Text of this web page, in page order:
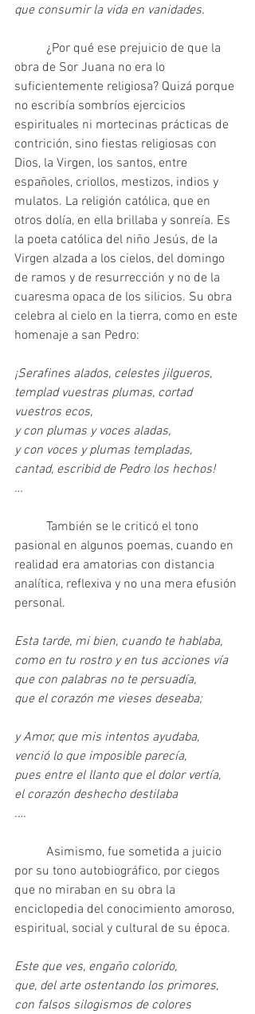
que consumir la vida en vanidades.
obra de Sor Juana no era lo
suficientemente religiosa? Quizá porque
no escribía sombríos ejercicios
espirituales ni mortecinas prácticas de
contrición, sino fiestas religiosas con
Dios, la Virgen, los santos, entre
españoles, criollos, mestizos, indios y
mulatos. La religión católica, que en
otros dolía, en ella brillaba y sonreía. Es
la poeta católica del niño Jesús, de la
Virgen alzada a los cielos, del domingo
de ramos y de resurrección y no de la
cuaresma opaca de los silicios. Su obra
celebra al cielo en la tierra, como en este
homenaje a san Pedro:
¡Serafines alados, celestes jilgueros,
templad vuestras plumas, cortad
vuestros ecos,
y con plumas y voces aladas,
y con voces y plumas templadas,
cantad, escribid de Pedro los hechos!
…
pasional en algunos poemas, cuando en
realidad era amatorias con distancia
analítica, reflexiva y no una mera efusión
personal.
Esta tarde, mi bien, cuando te hablaba,
como en tu rostro y en tus acciones vía
que con palabras no te persuadía,
que el corazón me vieses deseaba;
y Amor, que mis intentos ayudaba,
venció lo que imposible parecía,
pues entre el llanto que el dolor vertía,
el corazón deshecho destilaba
.…
por su tono autobiográfico, por ciegos
que no miraban en su obra la
enciclopedia del conocimiento amoroso,
espiritual, social y cultural de su época.
Este que ves, engaño colorido,
que, del arte ostentando los primores,
con falsos silogismos de colores